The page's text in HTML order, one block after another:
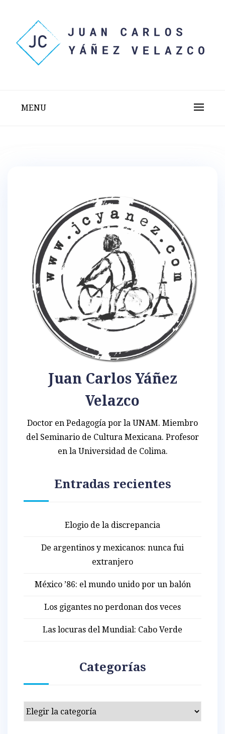
content
MENU
Juan Carlos Yáñez
Velazco
Doctor en Pedagogía por la UNAM. Miembro
del Seminario de Cultura Mexicana. Profesor
en la Universidad de Colima.
Entradas recientes
Elogio de la discrepancia
De argentinos y mexicanos: nunca fui
extranjero
México ’86: el mundo unido por un balón
Los gigantes no perdonan dos veces
Las locuras del Mundial: Cabo Verde
Categorías
Categorías